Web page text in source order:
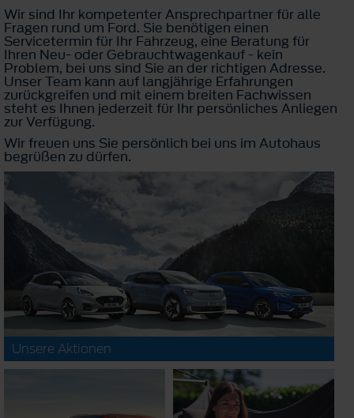
Wir sind Ihr kompetenter Ansprechpartner für alle
Fragen rund um Ford. Sie benötigen einen
Servicetermin für Ihr Fahrzeug, eine Beratung für
Ihren Neu- oder Gebrauchtwagenkauf - kein
Problem, bei uns sind Sie an der richtigen Adresse.
Unser Team kann auf langjährige Erfahrungen
zurückgreifen und mit einem breiten Fachwissen
steht es Ihnen jederzeit für Ihr persönliches Anliegen
zur Verfügung.
Wir freuen uns Sie persönlich bei uns im Autohaus
begrüßen zu dürfen.
Unsere Aktionen